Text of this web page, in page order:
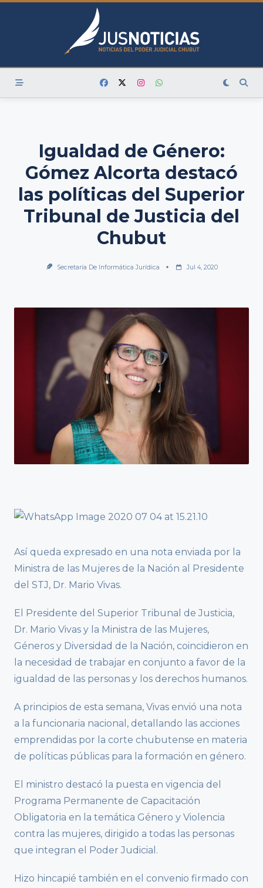
Skip
Igualdad de Género:
Gómez Alcorta destacó
las políticas del Superior
Tribunal de Justicia del
Chubut
Secretaría De Informática Jurídica Jul 4, 2020
Así queda expresado en una nota enviada por la
Ministra de las Mujeres de la Nación al Presidente
del STJ, Dr. Mario Vivas.
El Presidente del Superior Tribunal de Justicia,
Dr. Mario Vivas y la Ministra de las Mujeres,
Géneros y Diversidad de la Nación, coincidieron en
la necesidad de trabajar en conjunto a favor de la
igualdad de las personas y los derechos humanos.
A principios de esta semana, Vivas envió una nota
a la funcionaria nacional, detallando las acciones
emprendidas por la corte chubutense en materia
de políticas públicas para la formación en género.
El ministro destacó la puesta en vigencia del
Programa Permanente de Capacitación
Obligatoria en la temática Género y Violencia
contra las mujeres, dirigido a todas las personas
que integran el Poder Judicial.
Hizo hincapié también en el convenio firmado con